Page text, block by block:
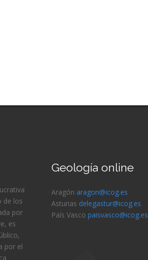
de los
por
es
por el
Geología online
Aragón aragon@icog.es
Asturias delegastur@icog.es
País Vasco paisvasco@icog.es